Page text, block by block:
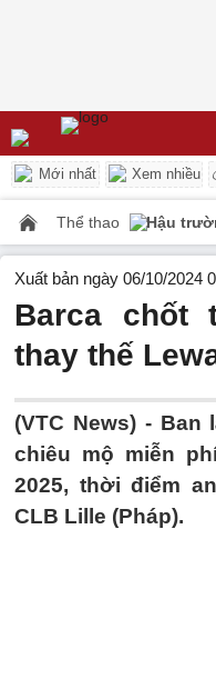
Mới nhất Xem nhiều
Thể thao Hậu
Xuất bản ngày 06/10/2024
Barca chốt
thay thế
(VTC News) - Ban
chiêu mộ miễn
2025, thời điểm
CLB Lille (Pháp).